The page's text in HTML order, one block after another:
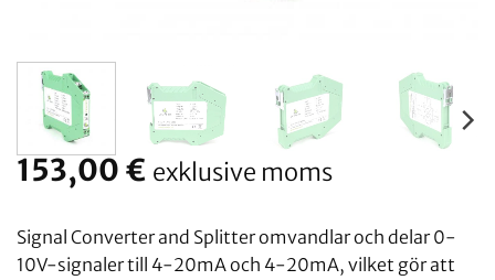
153,00 € exklusive moms
Signal Converter and Splitter omvandlar och delar 0-
10V-signaler till 4-20mA och 4-20mA, vilket gör att